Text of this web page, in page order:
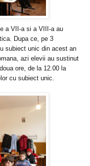
a VII-a si a VIII-a au
Dupa ce, pe 3
subiect unic din acest an
azi elevii au sustinut
ore, de la 12.00 la
cu subiect unic.